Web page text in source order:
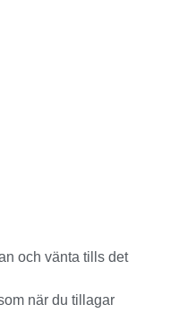
och vänta tills det
när du tillagar